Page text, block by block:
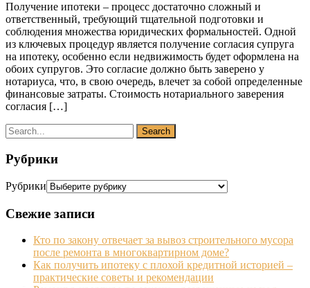
Получение ипотеки – процесс достаточно сложный и
ответственный, требующий тщательной подготовки и
соблюдения множества юридических формальностей. Одной
из ключевых процедур является получение согласия супруга
на ипотеку, особенно если недвижимость будет оформлена на
обоих супругов. Это согласие должно быть заверено у
нотариуса, что, в свою очередь, влечет за собой определенные
финансовые затраты. Стоимость нотариального заверения
согласия […]
Рубрики
Рубрики
Свежие записи
Кто по закону отвечает за вывоз строительного мусора
после ремонта в многоквартирном доме?
Как получить ипотеку с плохой кредитной историей –
практические советы и рекомендации